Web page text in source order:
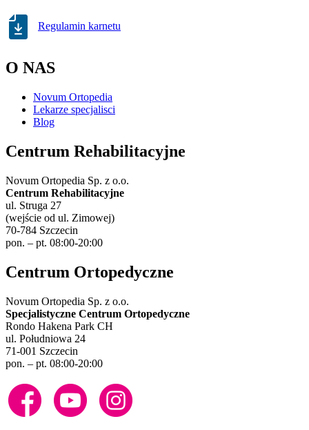
Regulamin karnetu
O NAS
Novum Ortopedia
Lekarze specjalisci
Blog
Centrum Rehabilitacyjne
Novum Ortopedia Sp. z o.o.
Centrum Rehabilitacyjne
ul. Struga 27
(wejście od ul. Zimowej)
70-784 Szczecin
pon. – pt. 08:00-20:00
Centrum Ortopedyczne
Novum Ortopedia Sp. z o.o.
Specjalistyczne Centrum Ortopedyczne
Rondo Hakena Park CH
ul. Południowa 24
71-001 Szczecin
pon. – pt. 08:00-20:00